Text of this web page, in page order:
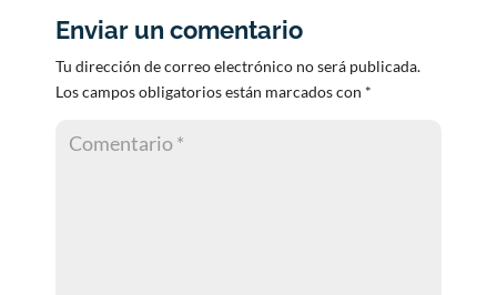
Enviar un comentario
Tu dirección de correo electrónico no será publicada.
Los campos obligatorios están marcados con *